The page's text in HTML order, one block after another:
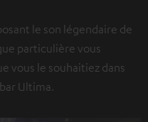
le son légendaire de
particulière vous
vous le souhaitiez dans
Ultima.